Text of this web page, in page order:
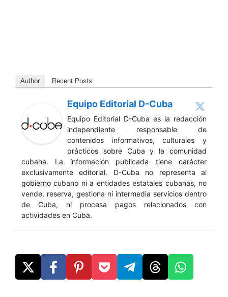
Author Recent Posts
Equipo Editorial D-Cuba
Equipo Editorial D-Cuba es la redacción
independiente responsable de
contenidos informativos, culturales y
prácticos sobre Cuba y la comunidad
cubana. La información publicada tiene carácter
exclusivamente editorial. D-Cuba no representa al
gobierno cubano ni a entidades estatales cubanas, no
vende, reserva, gestiona ni intermedia servicios dentro
de Cuba, ni procesa pagos relacionados con
actividades en Cuba.